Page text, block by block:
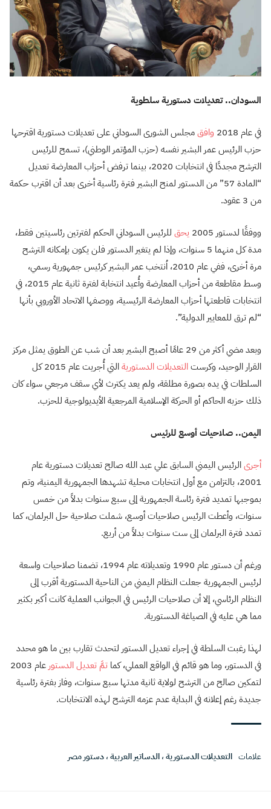
السودان.. تعديلات دستورية سلطوية
في عام 2018 وافقمجلس الشورى السوداني على تعديلات دستورية اقترحها
حزب الرئيس عمر البشير نفسه (حزب المؤتمر الوطني)، تسمح للرئيس
الترشح مجددًا في انتخابات 2020، بينما ترفض أحزاب المعارضة تعديل
“المادة 57” من الدستور لمنح البشير فترة رئاسية أخرى بعد أن اقترب حكمة
من 3 عقود.
ووفقًا لدستور 2005 يحق للرئيس السوداني الحكم لفترتين رئاسيتين فقط،
مدة كل منهما 5 سنوات، وإذا لم يتغير الدستور فلن يكون بإمكانه الترشح
مرة أخرى، ففي عام 2010، اُنتخب عمر البشير كرئيس جمهورية رسمي،
وسط مقاطعة من أحزاب المعارضة وأُعيد انتخابة لفترة ثانية عام 2015، في
انتخابات قاطعتها أحزاب المعارضة الرئيسية، ووصفها الاتحاد الأوروبي بأنها
“لم ترق للمعايير الدولية”.
وبعد مضي أكثر من 29 عامًا أصبح البشير بعد أن شب عن الطوق يمثل مركز
القرار الوحيد، وكرستالتعديلات الدستورية
التي أُجريت عام 2015 كل
السلطات في يده بصورة مطلقة، ولم يعد يكترث لأي سقف مرجعي سواء كان
ذلك حزبه الحاكم أو الحركة الإسلامية المرجعية الأيديولوجية للحزب.
اليمن.. صلاحيات أوسع للرئيس
أجرىالرئيس اليمني السابق علي عبد الله صالح تعديلات دستورية عام
2001، بالتزامن مع أول انتخابات محلية تشهدها الجمهورية اليمنية، وتم
بموجبها تمديد فترة رئاسة الجمهورية إلى سبع سنوات بدلاً من خمس
سنوات، وأعطت الرئيس صلاحيات أوسع، شملت صلاحية حل البرلمان، كما
تمدد فترة البرلمان إلى ست سنوات بدلاً من أربع.
ورغم أن دستور عام 1990 وتعديلاته عام 1994، تضمنا صلاحيات واسعة
لرئيس الجمهورية جعلت النظام اليمني من الناحية الدستورية أقرب إلى
النظام الرئاسي، إلا أن صلاحيات الرئيس في الجوانب العملية كانت أكبر بكثير
مما هي عليه في الصياغة الدستورية.
لهذا رغبت السلطة في إجراء تعديل الدستور لتحدث تقارب بين ما هو محدد
في الدستور، وما هو قائم في الواقع العملي، كما تمَّ تعديل الدستور
عام 2003
لتمكين صالح من الترشح لولاية ثانية مدتها سبع سنوات، وفاز بفترة رئاسية
جديدة رغم إعلانه في البداية عدم عزمه الترشح لهذه الانتخابات.
علامات التعديلات الدستورية،الدساتير العربية،دستور مصر